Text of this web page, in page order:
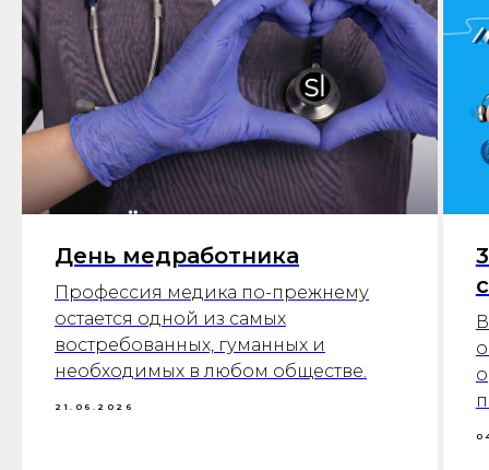
День медработника
Профессия медика по-прежнему
остается одной из самых
востребованных, гуманных и
необходимых в любом обществе.
21.06.2026